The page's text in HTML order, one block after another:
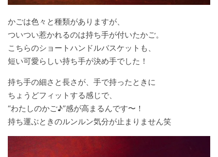
かごは色々と種類がありますが、
ついつい惹かれるのは持ち手が付いたかご。
こちらのショートハンドルバスケットも、
短い可愛らしい持ち手が決め手でした！
持ち手の細さと長さが、手で持ったときに
ちょうどフィットする感じで、
“わたしのかご♪”感が高まるんです〜！
持ち運ぶときのルンルン気分が止まりません笑